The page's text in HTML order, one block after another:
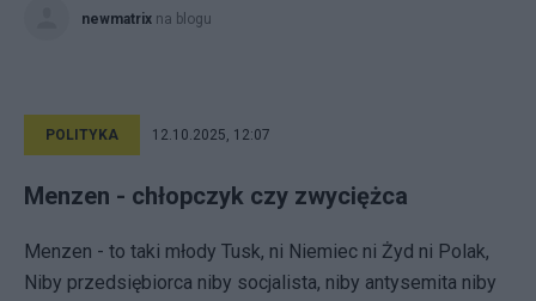
newmatrix na blogu
POLITYKA 12.10.2025, 12:07
Menzen - chłopczyk czy zwyciężca
Menzen - to taki młody Tusk, ni Niemiec ni Żyd ni Polak,
Niby przedsiębiorca niby socjalista, niby antysemita niby